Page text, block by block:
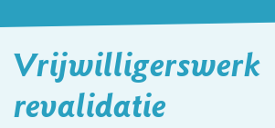
Vrijwilligerswerk
revalidatie